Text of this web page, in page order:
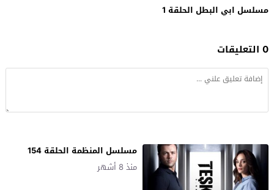
مسلسل ابي البطل الحلقة 1
0 التعليقات
مسلسل المنظمة الحلقة 154
منذ 8 أشهر